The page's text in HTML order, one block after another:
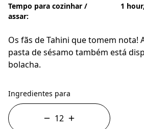
Tempo para cozinhar /
assar:
1
Os fãs de Tahini que tomem nota!
pasta de sésamo também está
bolacha.
Ingredientes para